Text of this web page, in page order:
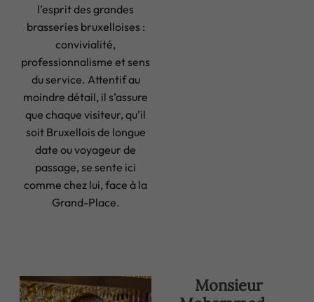
l’esprit des grandes
brasseries bruxelloises :
convivialité,
professionnalisme et sens
du service. Attentif au
moindre détail, il s’assure
que chaque visiteur, qu’il
soit Bruxellois de longue
date ou voyageur de
passage, se sente ici
comme chez lui, face à la
Grand-Place.
Monsieur